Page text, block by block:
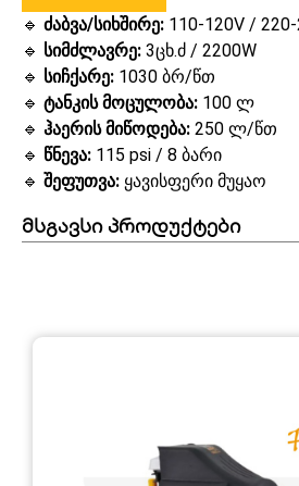
🔹 ძაბვა/სიხშირე: 110-120V /
🔹 სიმძლავრე: 3ცხ.ძ / 2200W
🔹 სიჩქარე: 1030 ბრ/წთ
🔹 ტანკის მოცულობა: 100 ლ
🔹 ჰაერის მიწოდება: 250 ლ/წთ
🔹 წნევა: 115 psi / 8 ბარი
🔹 შეფუთვა: ყავისფერი მუყაო
მსგავსი პროდუქტები